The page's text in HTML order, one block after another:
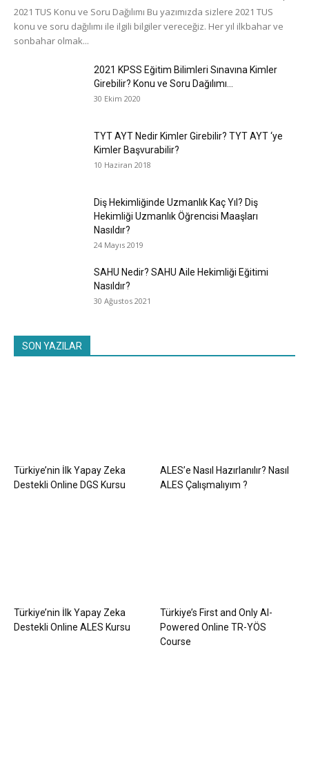
2021 TUS Konu ve Soru Dağılımı Bu yazımızda sizlere 2021 TUS
konu ve soru dağılımı ile ilgili bilgiler vereceğiz. Her yıl ilkbahar ve
sonbahar olmak...
2021 KPSS Eğitim Bilimleri Sınavına Kimler
Girebilir? Konu ve Soru Dağılımı...
30 Ekim 2020
TYT AYT Nedir Kimler Girebilir? TYT AYT ‘ye
Kimler Başvurabilir?
10 Haziran 2018
Diş Hekimliğinde Uzmanlık Kaç Yıl? Diş
Hekimliği Uzmanlık Öğrencisi Maaşları
Nasıldır?
24 Mayıs 2019
SAHU Nedir? SAHU Aile Hekimliği Eğitimi
Nasıldır?
30 Ağustos 2021
SON YAZILAR
Türkiye’nin İlk Yapay Zeka
Destekli Online DGS Kursu
ALES’e Nasıl Hazırlanılır? Nasıl
ALES Çalışmalıyım ?
Türkiye’nin İlk Yapay Zeka
Destekli Online ALES Kursu
Türkiye’s First and Only AI-
Powered Online TR-YÖS
Course